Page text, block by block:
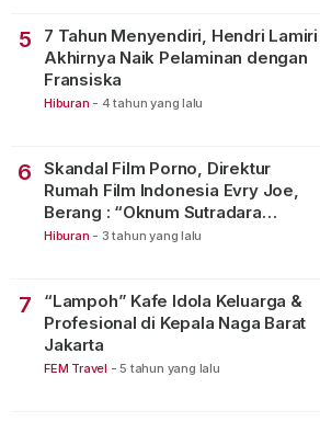
5
7 Tahun Menyendiri, Hendri Lamiri
Akhirnya Naik Pelaminan dengan
Fransiska
Hiburan - 4 tahun yang lalu
6
Skandal Film Porno, Direktur
Rumah Film Indonesia Evry Joe,
Berang : “Oknum Sutradara
Merusak Perfilman Indonesia”!
Hiburan - 3 tahun yang lalu
7
“Lampoh” Kafe Idola Keluarga &
Profesional di Kepala Naga Barat
Jakarta
FEM Travel - 5 tahun yang lalu